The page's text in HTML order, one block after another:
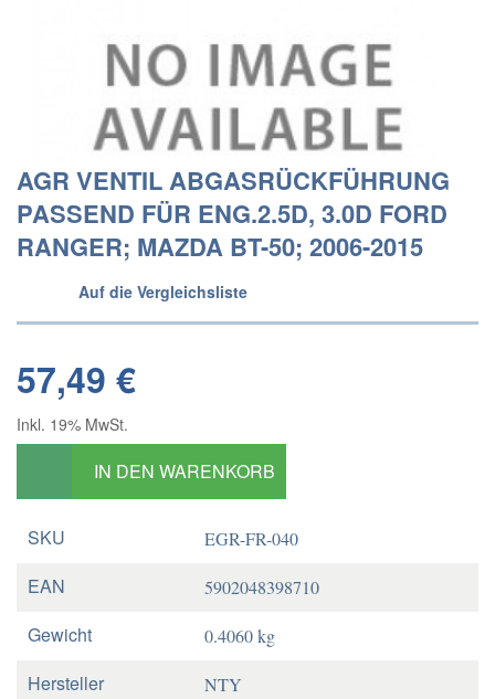
AGR VENTIL ABGASRÜCKFÜHRUNG
PASSEND FÜR ENG.2.5D, 3.0D FORD
RANGER; MAZDA BT-50; 2006-2015
Auf die Vergleichsliste
57,49 €
Inkl. 19% MwSt.
IN DEN WARENKORB
SKU EGR-FR-040
EAN 5902048398710
Gewicht 0.4060 kg
Hersteller NTY